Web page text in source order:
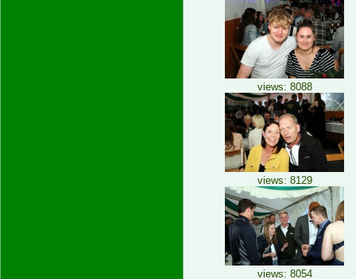
views: 8088
views: 8129
views: 8054